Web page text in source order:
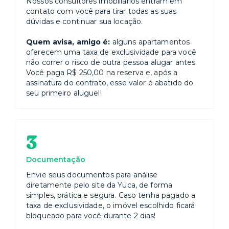
ATENÇÃO! Sua reserva é em um prédio residencial e
para garantir sua entrada no imóvel, é necessário o
envio da documentação de todos que ficarão
segurança e normas do condomínio. Após a
confirmação da reserva, você receberá todas as
instruções de como realizar esse envio de forma
simples e rápida.
Menores de idade devem estar acompanhando de pai
Gostaríamos muito que você visitasse algum de
nossos espaço e conhecesse o apartamento. Caso
você não fique dessa vez, nos adicione à sua lista de
favoritos no Airbnb, assim o anúncio ficará salvo para
as suas próximas viagens! Estaremos prontos para
receber você!
contato com você para tirar todas as suas
dúvidas e continuar sua locação.
Quem avisa, amigo é: alguns apartamentos
oferecem uma taxa de exclusividade para você
não correr o risco de outra pessoa alugar antes.
Você paga R$ 250,00 na reserva e, após a
assinatura do contrato, esse valor é abatido do
seu primeiro aluguel!
3
Documentação
Envie seus documentos para análise
diretamente pelo site da Yuca, de forma
simples, prática e segura. Caso tenha pagado a
taxa de exclusividade, o imóvel escolhido ficará
bloqueado para você durante 2 dias!